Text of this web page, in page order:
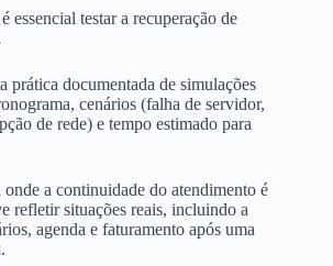
essencial testar a recuperação de
prática documentada de simulações
cenários (falha de servidor,
de rede) e tempo estimado para
a continuidade do atendimento é
refletir situações reais, incluindo a
agenda e faturamento após uma